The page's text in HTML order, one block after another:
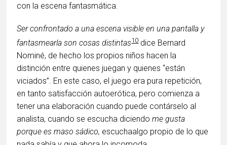
con la escena fantasmática.
Ser confrontado a una escena visible en una pantalla y
fantasmearla son cosas distintas10dice Bernard
Nominé, de hecho los propios niños hacen la
distinción entre quienes juegan y quienes “están
viciados”. En este caso, el juego era pura repetición,
en tanto satisfacción autoerótica, pero comienza a
tener una elaboración cuando puede contárselo al
analista, cuando se escucha diciendome gusta
porque es maso sádico, escuchaalgo propio de lo que